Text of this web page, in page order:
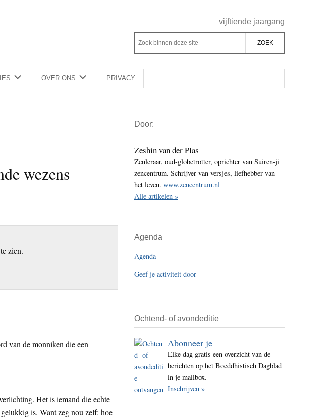
Rechts
vijftiende jaargang
Z
o
e
k
d
e
z
e
s
i
Z
o
k
b
n
n
e
z
i
t
e
OVER ONS PRIVACY
wezens
zien.
van de monniken die een
Het is iemand die echte
is. Want zeg nou zelf: hoe
Sidebar
Door:
Zeshin van der Plas
Zenleraar, oud-globetrotter, oprichter van Suiren-ji
zencentrum. Schrijver van versjes, liefhebber van
het leven. www.zencentrum.nl
Alle artikelen »
Agenda
Agenda
Geef je activiteit door
Ochtend- of avondeditie
Abonneer je
Elke dag gratis een overzicht van de
berichten op het Boeddhistisch Dagblad
in je mailbox.
Inschrijven »